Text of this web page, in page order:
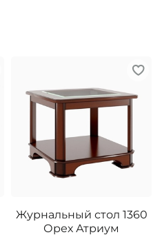
Журнальный стол 1360
Орех Атриум